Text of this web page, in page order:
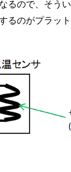
ので、そう
のがプラッ